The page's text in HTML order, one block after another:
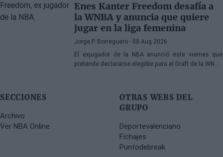
Enes Kanter Freedom desafía a
la WNBA y anuncia que quiere
jugar en la liga femenina
Jorge P. Borreguero - 08 Aug 2026
El exjugador de la NBA anunció este viernes que
pretende declararse elegible para el Draft de la WNBA
SECCIONES
Archivo
Ver NBA Online
OTRAS WEBS DEL
GRUPO
Deportevalenciano
Fichajes
Puntodebreak